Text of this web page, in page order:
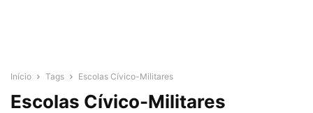
Início Tags Escolas Cívico-Militares
Escolas Cívico-Militares